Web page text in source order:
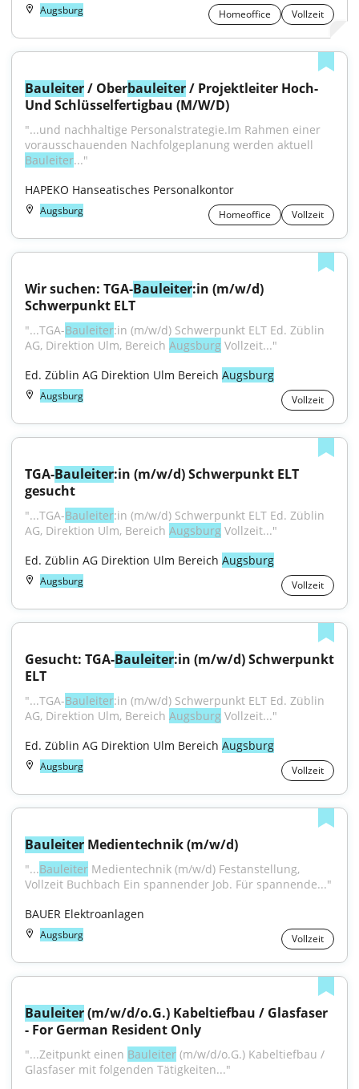
Augsburg Homeoffice Vollzeit
Bauleiter / Oberbauleiter / Projektleiter Hoch-
Und Schlüsselfertigbau (M/W/D)
"...und nachhaltige Personalstrategie.Im Rahmen einer
Bauleiter..."
HAPEKO Hanseatisches Personalkontor
Augsburg Homeoffice Vollzeit
Wir suchen: TGA-Bauleiter:in (m/w/d)
Schwerpunkt ELT
"...TGA-Bauleiter:in (m/w/d) Schwerpunkt ELT Ed. Züblin
AG, Direktion Ulm, Bereich Augsburg Vollzeit..."
Ed. Züblin AG Direktion Ulm Bereich Augsburg
Augsburg Vollzeit
TGA-Bauleiter:in (m/w/d) Schwerpunkt ELT
gesucht
"...TGA-Bauleiter:in (m/w/d) Schwerpunkt ELT Ed. Züblin
AG, Direktion Ulm, Bereich Augsburg Vollzeit..."
Ed. Züblin AG Direktion Ulm Bereich Augsburg
Augsburg Vollzeit
Gesucht: TGA-Bauleiter:in (m/w/d) Schwerpunkt
ELT
"...TGA-Bauleiter:in (m/w/d) Schwerpunkt ELT Ed. Züblin
AG, Direktion Ulm, Bereich Augsburg Vollzeit..."
Ed. Züblin AG Direktion Ulm Bereich Augsburg
Augsburg Vollzeit
Bauleiter Medientechnik (m/w/d)
"...Bauleiter Medientechnik (m/w/d) Festanstellung,
Vollzeit Buchbach Ein spannender Job. Für spannende..."
BAUER Elektroanlagen
Augsburg Vollzeit
Bauleiter (m/w/d/o.G.) Kabeltiefbau / Glasfaser
- For German Resident Only
"...Zeitpunkt einen Bauleiter (m/w/d/o.G.) Kabeltiefbau /
Glasfaser mit folgenden Tätigkeiten..."